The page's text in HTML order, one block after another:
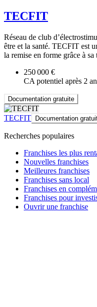
TECFIT
Réseau de club
être et la santé. TECFIT est
la remise en forme grâce à
250 000 €
CA potentiel après 2
Documentation gratuite
TECFIT Documentation
Recherches populaires
Franchises les plus
Nouvelles franchises
Meilleures franchises
Franchises sans local
Franchises en
Franchises pour
Ouvrir une franchise